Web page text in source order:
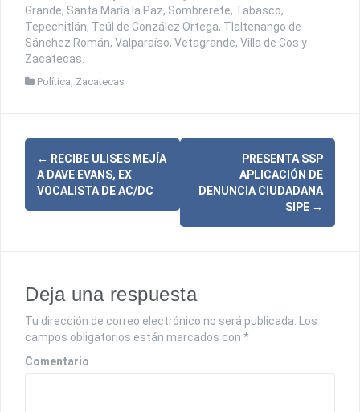
Grande, Santa María la Paz, Sombrerete, Tabasco,
Tepechitlán, Teúl de González Ortega, Tlaltenango de
Sánchez Román, Valparaíso, Vetagrande, Villa de Cos y
Zacatecas.
Política Zacatecas
N
a
g
a
c
i
← RECIBE ULISES MEJÍA
A DAVE EVANS, EX
VOCALISTA DE AC/DC
PRESENTA SSP
APLICACIÓN DE
DENUNCIA CIUDADANA
SIPE →
Deja una respuesta
Tu dirección de correo electrónico no será publicada. Los
campos obligatorios están marcados con *
Comentario